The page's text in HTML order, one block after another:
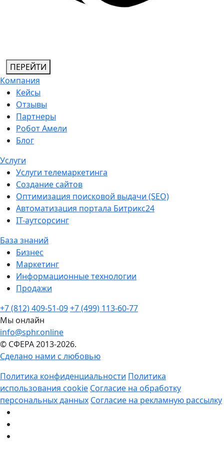
ПЕРЕЙТИ
Компания
Кейсы
Отзывы
Партнеры
Робот Амели
Блог
Услуги
Услуги телемаркетинга
Создание сайтов
Оптимизация поисковой выдачи (SEO)
Автоматизация портала Битрикс24
IT-аутсорсинг
База знаний
Бизнес
Маркетинг
Информационные технологии
Продажи
+7 (812) 409-51-09+7 (499) 113-60-77
Мы онлайн
info@sphr.online
© СФЕРА 2013-2026.
Сделано нами с любовью
Политика конфиденциальности Политика
использования cookie Согласие на обработку
персональных данных Согласие на рекламную рассылку